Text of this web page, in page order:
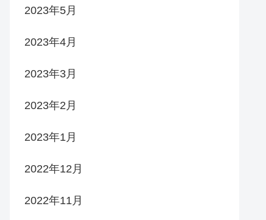
2023年5月
2023年4月
2023年3月
2023年2月
2023年1月
2022年12月
2022年11月